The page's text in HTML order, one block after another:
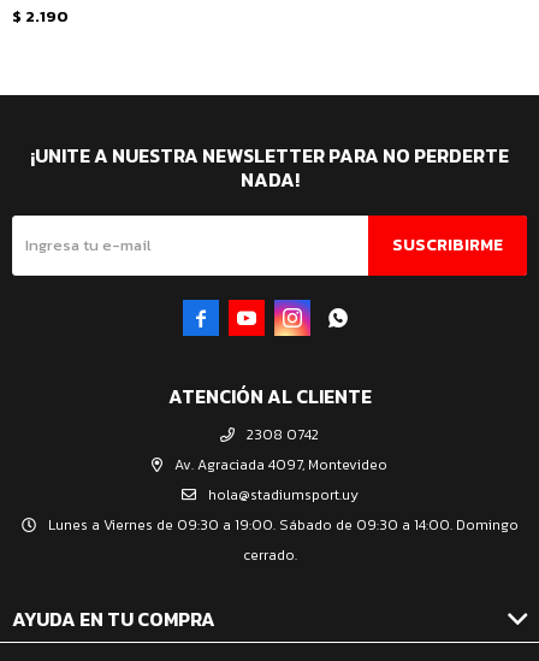
$ 2.190
ATENCIÓN AL CLIENTE
2308 0742
Av. Agraciada 4097, Montevideo
hola@stadiumsport.uy
Lunes a Viernes de 09:30 a 19:00. Sábado de 09:30 a 14:00. Domingo
cerrado.
AYUDA EN TU COMPRA
¡UNITE A NUESTRA NEWSLETTER PARA NO PERDERTE
NADA!
SUSCRIBIRME
   